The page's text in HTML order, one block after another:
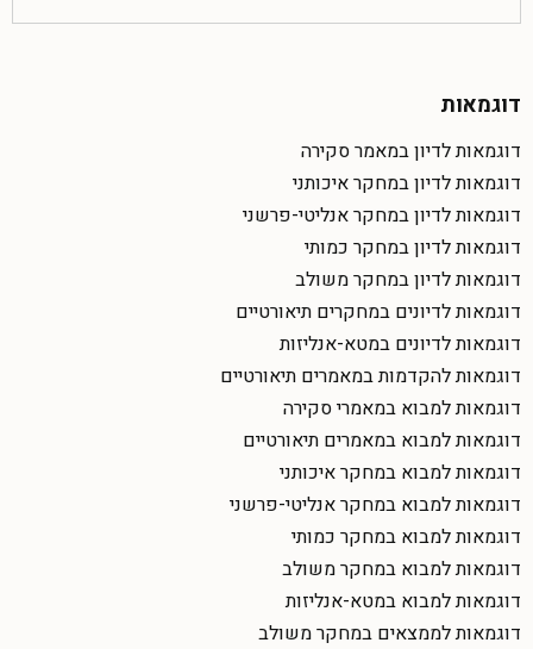
דוגמאות
דוגמאות לדיון במאמר סקירה
דוגמאות לדיון במחקר איכותני
דוגמאות לדיון במחקר אנליטי-פרשני
דוגמאות לדיון במחקר כמותי
דוגמאות לדיון במחקר משולב
דוגמאות לדיונים במחקרים תיאורטיים
דוגמאות לדיונים במטא-אנליזות
דוגמאות להקדמות במאמרים תיאורטיים
דוגמאות למבוא במאמרי סקירה
דוגמאות למבוא במאמרים תיאורטיים
דוגמאות למבוא במחקר איכותני
דוגמאות למבוא במחקר אנליטי-פרשני
דוגמאות למבוא במחקר כמותי
דוגמאות למבוא במחקר משולב
דוגמאות למבוא במטא-אנליזות
דוגמאות לממצאים במחקר משולב